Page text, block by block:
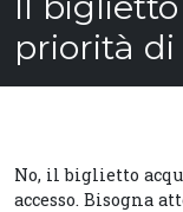
priorità di
No, il biglietto
accesso. Bisogna